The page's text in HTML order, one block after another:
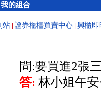
我的組合
站 證券櫃檯買賣中心 興櫃即
問:要買進2張
答: 林小姐午